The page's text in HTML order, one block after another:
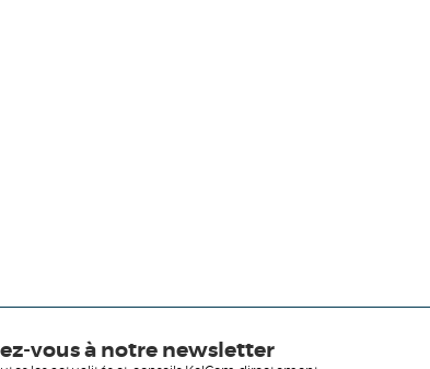
vous à notre newsletter